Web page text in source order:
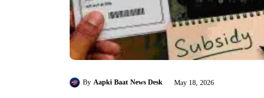
By Aapki Baat News Desk May 18, 2026